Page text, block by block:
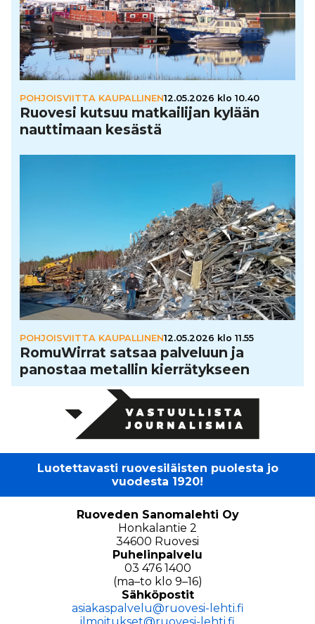
POHJOISVIITTA KAUPALLINEN12.05.2026 klo 10.40
Ruovesi kutsuu mat­kai­li­jan kylään
naut­ti­maan kesästä
POHJOISVIITTA KAUPALLINEN12.05.2026 klo 11.55
Romu­Wir­rat satsaa palveluun ja
panostaa metallin kier­rä­tyk­seen
Luotettavasti ruovesiläisten puolesta jo
vuodesta 1920!
Ruoveden Sanomalehti Oy
Honkalantie 2
34600 Ruovesi
Puhelinpalvelu
03 476 1400
(ma–to klo 9–16)
Sähköpostit
asiakaspalvelu@ruovesi-lehti.fi
ilmoitukset@ruovesi-lehti.fi